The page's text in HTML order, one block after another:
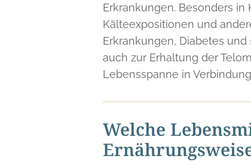
Erkrankungen. Besonders
Kälteexpositionen und
Erkrankungen, Diabetes
auch zur Erhaltung der
Lebensspanne in
Welche